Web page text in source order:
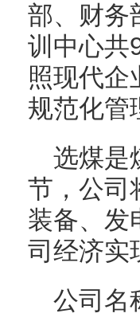
部、财务
训中心共
照现代企
规范化管
选煤是
节，公司
装备、发
司经济实
公司名